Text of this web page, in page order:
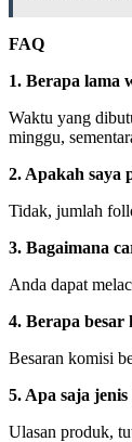
FAQ
1. Berapa lama
Waktu yang
minggu,
2. Apakah saya
Tidak, jumlah
3. Bagaimana
Anda dapat
4. Berapa besar
Besaran komisi
5. Apa saja
Ulasan produk,